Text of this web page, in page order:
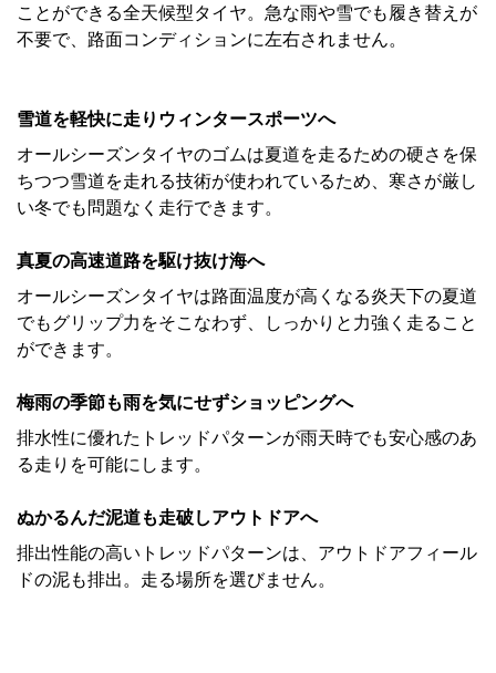
ことができる全天候型タイヤ。急な雨や雪でも履き替えが
不要で、路面コンディションに左右されません。
雪道を軽快に走りウィンタースポーツへ
オールシーズンタイヤのゴムは夏道を走るための硬さを保
ちつつ雪道を走れる技術が使われているため、寒さが厳し
い冬でも問題なく走行できます。
真夏の高速道路を駆け抜け海へ
オールシーズンタイヤは路面温度が高くなる炎天下の夏道
でもグリップ力をそこなわず、しっかりと力強く走ること
ができます。
梅雨の季節も雨を気にせずショッピングへ
排水性に優れたトレッドパターンが雨天時でも安心感のあ
る走りを可能にします。
ぬかるんだ泥道も走破しアウトドアへ
排出性能の高いトレッドパターンは、アウトドアフィール
ドの泥も排出。走る場所を選びません。